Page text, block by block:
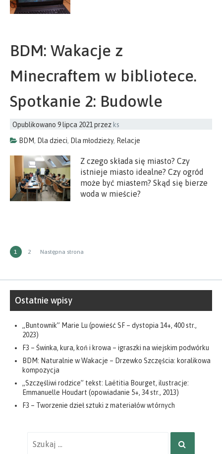
BDM: Wakacje z
Minecraftem w bibliotece.
Spotkanie 2: Budowle
Opublikowano 9 lipca 2021przez ks
BDM, Dla dzieci, Dla młodzieży, Relacje
Z czego składa się miasto? Czy
istnieje miasto idealne? Czy ogród
może być miastem? Skąd się bierze
woda w mieście?
Stronicowanie
STRONA
1 Strona
2 Następna strona
Ostatnie wpisy
„Buntownik” Marie Lu (powieść SF – dystopia 14+, 400 str.,
2023)
F3 – Świnka, kura, koń i krowa – igraszki na wiejskim podwórku
BDM: Naturalnie w Wakacje – Drzewko Szczęścia: koralikowa
kompozycja
„Szczęśliwi rodzice” tekst: Laëtitia Bourget, ilustracje:
Emmanuelle Houdart (opowiadanie 5+, 34 str., 2013)
F3 – Tworzenie dzieł sztuki z materiałów wtórnych
SZUKAJ